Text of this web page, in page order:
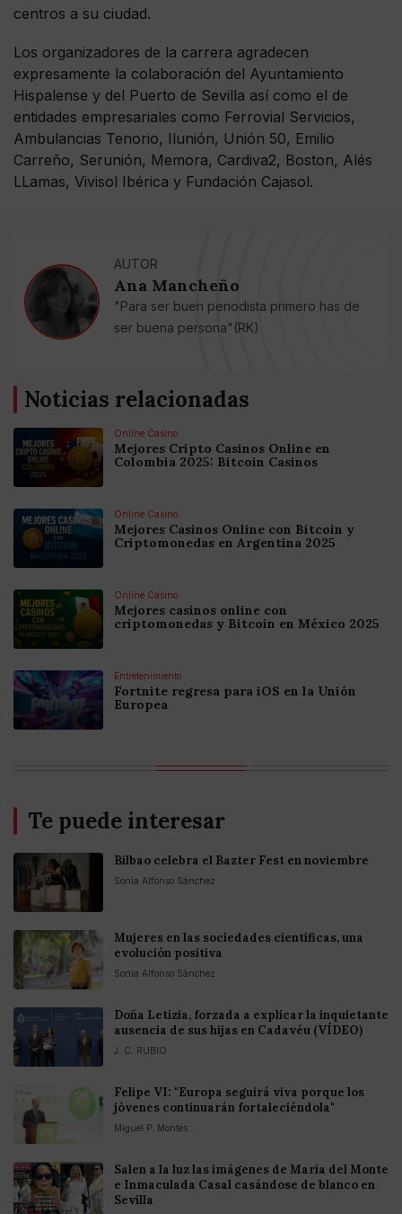
centros a su ciudad.
Los organizadores de la carrera agradecen
expresamente la colaboración del Ayuntamiento
Hispalense y del Puerto de Sevilla así como el de
entidades empresariales como Ferrovial Servicios,
Ambulancias Tenorio, Ilunión, Unión 50, Emilio
Carreño, Serunión, Memora, Cardiva2, Boston, Alés
LLamas, Vivisol Ibérica y Fundación Cajasol.
AUTOR
Ana Mancheño
"Para ser buen periodista primero has de
ser buena persona"(RK)
Noticias relacionadas
Online Casino
Mejores Cripto Casinos Online en
Colombia 2025: Bitcoin Casinos
Online Casino
Mejores Casinos Online con Bitcoin y
Criptomonedas en Argentina 2025
Online Casino
Mejores casinos online con
criptomonedas y Bitcoin en México 2025
Entretenimiento
Fortnite regresa para iOS en la Unión
Europea
Te puede interesar
Bilbao celebra el Bazter Fest en noviembre
Sonia Alfonso Sánchez
Mujeres en las sociedades científicas, una
evolución positiva
Sonia Alfonso Sánchez
Doña Letizia, forzada a explicar la inquietante
ausencia de sus hijas en Cadavéu (VÍDEO)
J. C. RUBIO
Felipe VI: "Europa seguirá viva porque los
jóvenes continuarán fortaleciéndola"
Miguel P. Montes
Salen a la luz las imágenes de María del Monte
e Inmaculada Casal casándose de blanco en
Sevilla